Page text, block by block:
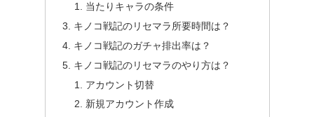
当たりキャラの条件
キノコ戦記のリセマラ所要時間は？
キノコ戦記のガチャ排出率は？
キノコ戦記のリセマラのやり方は？
アカウント切替
新規アカウント作成